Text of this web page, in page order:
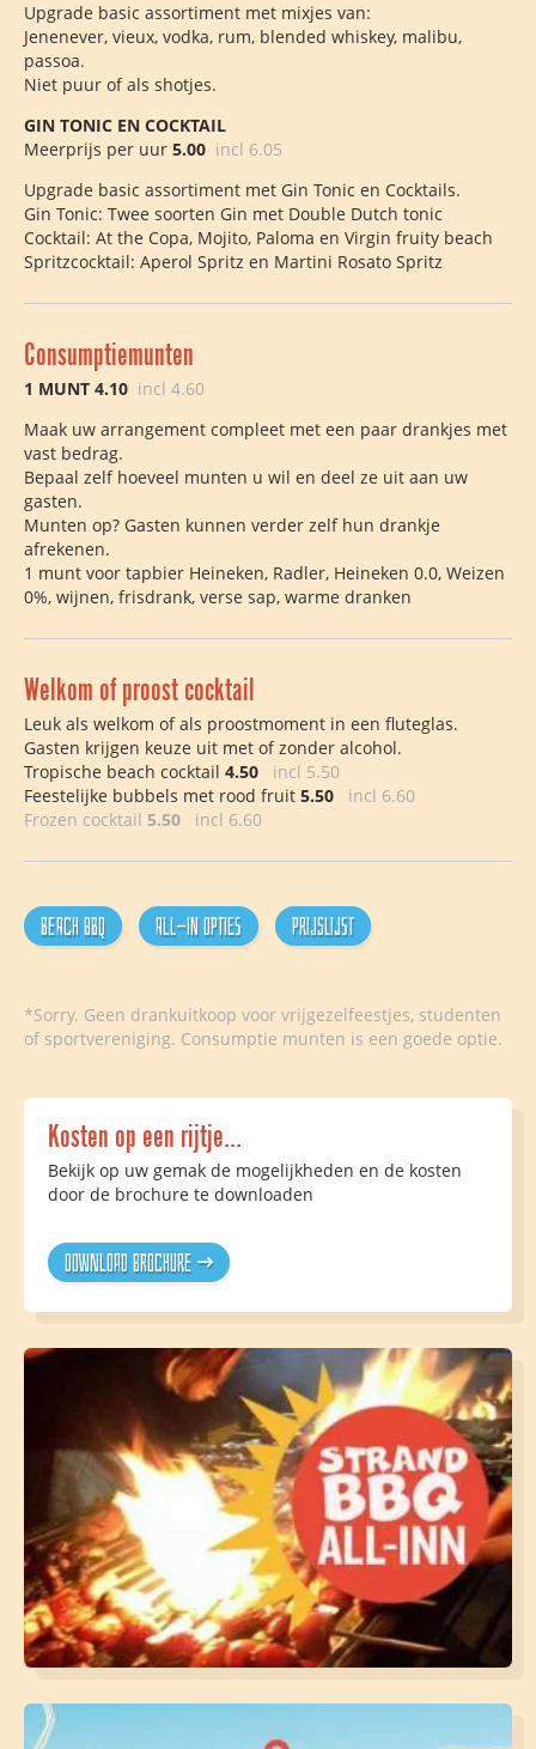
Upgrade basic assortiment met mixjes van:
Jenenever, vieux, vodka, rum, blended whiskey, malibu,
passoa.
Niet puur of als shotjes.
GIN TONIC EN COCKTAIL
Meerprijs per uur 5.00 incl 6.05
Upgrade basic assortiment met Gin Tonic en Cocktails.
Gin Tonic: Twee soorten Gin met Double Dutch tonic
Cocktail: At the Copa, Mojito, Paloma en Virgin fruity beach
Spritzcocktail: Aperol Spritz en Martini Rosato Spritz
Consumptiemunten
1 MUNT 4.10 incl 4.60
Maak uw arrangement compleet met een paar drankjes met
vast bedrag.
Bepaal zelf hoeveel munten u wil en deel ze uit aan uw
gasten.
Munten op? Gasten kunnen verder zelf hun drankje
afrekenen.
1 munt voor tapbier Heineken, Radler, Heineken 0.0, Weizen
0%, wijnen, frisdrank, verse sap, warme dranken
Welkom of proost cocktail
Leuk als welkom of als proostmoment in een fluteglas.
Gasten krijgen keuze uit met of zonder alcohol.
Tropische beach cocktail 4.50
incl 5.50
Feestelijke bubbels met rood fruit 5.50
incl 6.60
Frozen cocktail 5.50 incl 6.60
Beach BBQ All-In opties Prijslijst
*Sorry. Geen drankuitkoop voor vrijgezelfeestjes, studenten
of sportvereniging. Consumptie munten is een goede optie.
Kosten op een rijtje...
Bekijk op uw gemak de mogelijkheden en de kosten
door de brochure te downloaden
Download brochure